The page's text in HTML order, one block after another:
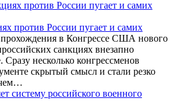
против России пугает и самих
в Конгрессе США нового
санкциях внезапно
Сразу несколько конгрессменов
скрытый смысл и стали резко